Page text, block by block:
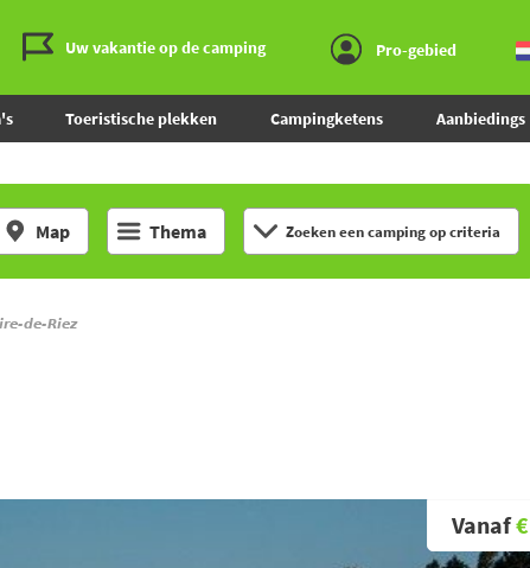
Uw vakantie op de camping Pro-gebied
Toeristische plekken Campingketens Aanbiedings
Map Thema Zoeken een camping op criteria
de-Riez
Vanaf€